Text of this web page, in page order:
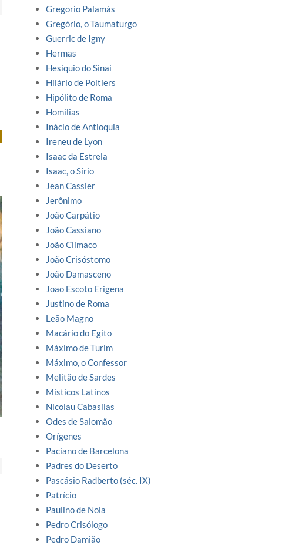
Gregorio Palamàs
Gregório, o Taumaturgo
Guerric de Igny
Hermas
Hesiquio do Sinai
Hilário de Poitiers
Hipólito de Roma
Homilias
Inácio de Antioquia
Ireneu de Lyon
Isaac da Estrela
Isaac, o Sírio
Jean Cassier
Jerônimo
João Carpátio
João Cassiano
João Clímaco
João Crisóstomo
João Damasceno
Joao Escoto Erigena
Justino de Roma
Leão Magno
Macário do Egito
Máximo de Turim
Máximo, o Confessor
Melitão de Sardes
Misticos Latinos
Nicolau Cabasilas
Odes de Salomão
Orígenes
Paciano de Barcelona
Padres do Deserto
Pascásio Radberto (séc. IX)
Patrício
Paulino de Nola
Pedro Crisólogo
Pedro Damião